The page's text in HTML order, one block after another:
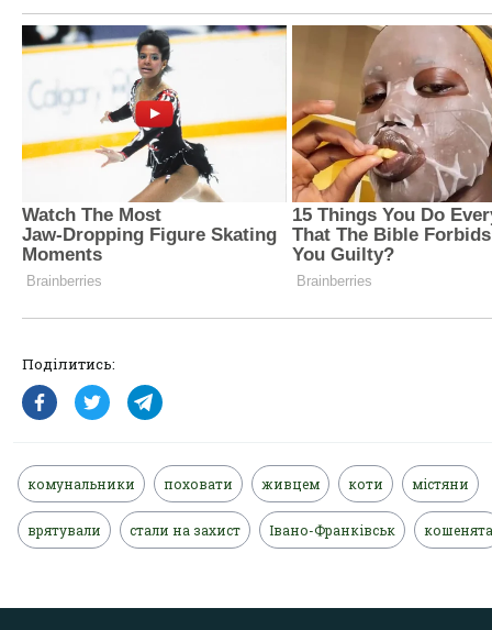
Поділитись:
комунальники поховати живцем коти містяни
врятували стали на захист Івано-Франківськ кошенята